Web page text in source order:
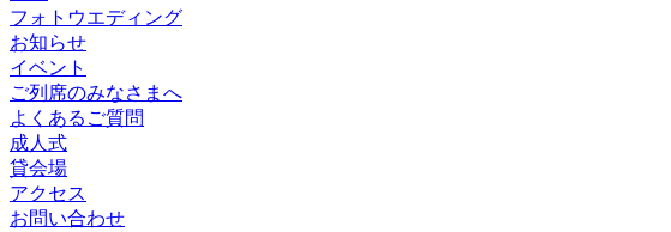
フォトウエディング
お知らせ
イベント
ご列席のみなさまへ
よくあるご質問
成人式
貸会場
アクセス
お問い合わせ